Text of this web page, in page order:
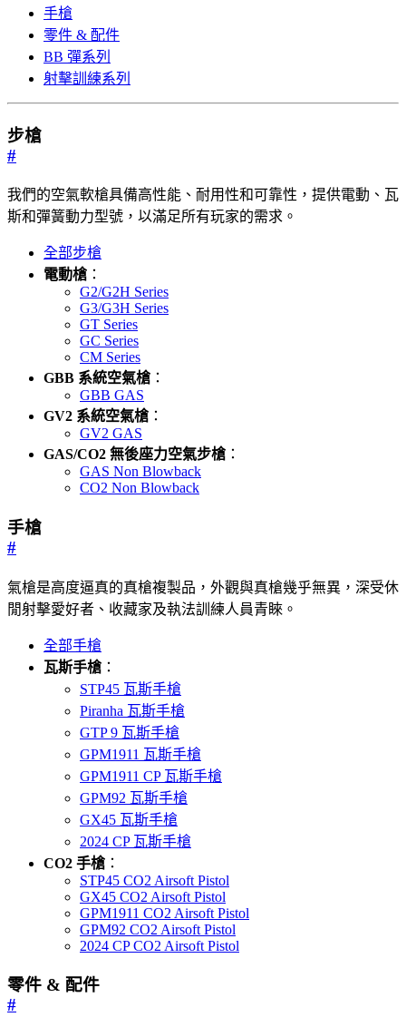
手槍
零件 & 配件
BB 彈系列
射擊訓練系列
步槍
#
我們的空氣軟槍具備高性能、耐用性和可靠性，提供電動、瓦
斯和彈簧動力型號，以滿足所有玩家的需求。
全部步槍
電動槍 ：
G2/G2H Series
G3/G3H Series
GT Series
GC Series
CM Series
GBB 系統空氣槍 ：
GBB GAS
GV2 系統空氣槍 ：
GV2 GAS
GAS/CO2 無後座力空氣步槍 ：
GAS Non Blowback
CO2 Non Blowback
手槍
#
氣槍是高度逼真的真槍複製品，外觀與真槍幾乎無異，深受休
閒射擊愛好者、收藏家及執法訓練人員青睞。
全部手槍
瓦斯手槍 ：
STP45 瓦斯手槍
Piranha 瓦斯手槍
GTP 9 瓦斯手槍
GPM1911 瓦斯手槍
GPM1911 CP 瓦斯手槍
GPM92 瓦斯手槍
GX45 瓦斯手槍
2024 CP 瓦斯手槍
CO2 手槍 ：
STP45 CO2 Airsoft Pistol
GX45 CO2 Airsoft Pistol
GPM1911 CO2 Airsoft Pistol
GPM92 CO2 Airsoft Pistol
2024 CP CO2 Airsoft Pistol
零件 & 配件
#